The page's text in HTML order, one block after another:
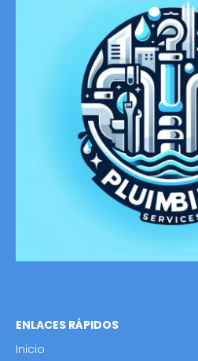
ENLACES RÁPIDOS
Inicio